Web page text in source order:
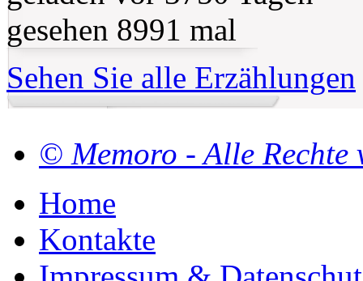
gesehen 8991 mal
Sehen Sie alle Erzählungen
© Memoro - Alle Rechte
Home
Kontakte